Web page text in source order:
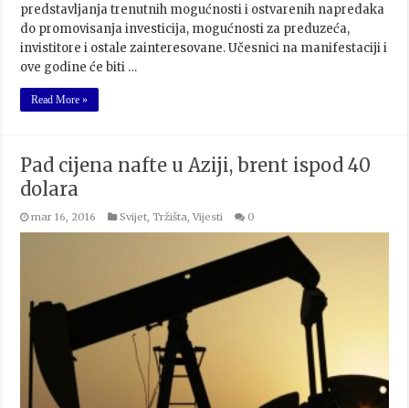
predstavljanja trenutnih mogućnosti i ostvarenih napredaka
do promovisanja investicija, mogućnosti za preduzeća,
invistitore i ostale zainteresovane. Učesnici na manifestaciji i
ove godine će biti …
Read More »
Pad cijena nafte u Aziji, brent ispod 40
dolara
mar 16, 2016 Svijet ,Tržišta ,Vijesti 0